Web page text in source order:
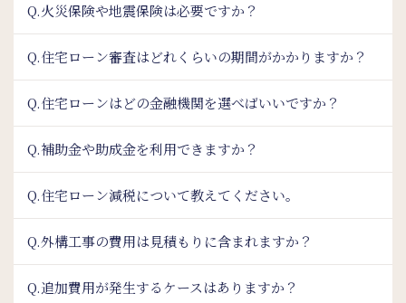
Q.火災保険や地震保険は必要ですか？
Q.住宅ローン審査はどれくらいの期間がかかりますか？
Q.住宅ローンはどの金融機関を選べばいいですか？
Q.補助金や助成金を利用できますか？
Q.住宅ローン減税について教えてください。
Q.外構工事の費用は見積もりに含まれますか？
Q.追加費用が発生するケースはありますか？